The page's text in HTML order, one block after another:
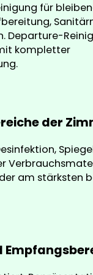
für
Departure-
kompletter
der
am stärksten